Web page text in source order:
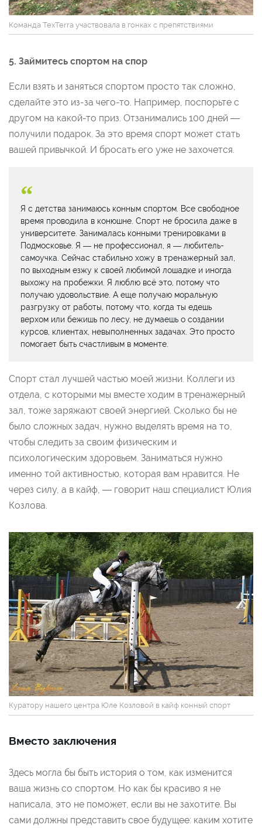
Команда TexTerra участвовала в гонках с препятствиями
5. Займитесь спортом на спор
Если взять и заняться спортом просто так сложно,
сделайте это из-за чего-то. Например, поспорьте с
другом на какой-то приз. Отзанимались 100 дней —
получили подарок. За это время спорт может стать
вашей привычкой. И бросать его уже не захочется.
Я с детства занимаюсь конным спортом. Все свободное
время проводила в конюшне. Спорт не бросила даже в
университете. Занималась конными тренировками в
Подмосковье. Я — не профессионал, я — любитель-
самоучка. Сейчас стабильно хожу в тренажерный зал,
по выходным езжу к своей любимой лошадке и иногда
выхожу на пробежки. Я люблю всё это, потому что
получаю удовольствие. А еще получаю моральную
разгрузку от работы, потому что, когда ты едешь
верхом или бежишь по лесу, не думаешь о создании
курсов, клиентах, невыполненных задачах. Это просто
помогает быть счастливым в моменте.
Спорт стал лучшей частью моей жизни. Коллеги из
отдела, с которыми мы вместе ходим в тренажерный
зал, тоже заряжают своей энергией. Сколько бы не
было сложных задач, нужно выделять время на то,
чтобы следить за своим физическим и
психологическим здоровьем. Заниматься нужно
именно той активностью, которая вам нравится. Не
через силу, а в кайф, — говорит наш специалист Юлия
Козлова.
Куратору нашего центра Юле Козловой в кайф конный спорт
Вместо заключения
Здесь могла бы быть история о том, как изменится
ваша жизнь со спортом. Но как бы красиво я не
написала, это не поможет, если вы не захотите. Вы
сами должны представить свое будущее: каким хотите